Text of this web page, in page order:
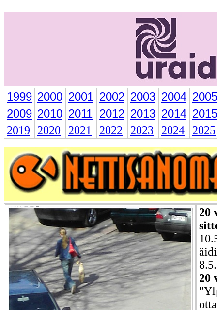
1999 2000 2001 2002 2003 2004 2005
2009 2010 2011 2012 2013 2014 2015
2019 2020 2021 2022 2023 2024 2025
20
20